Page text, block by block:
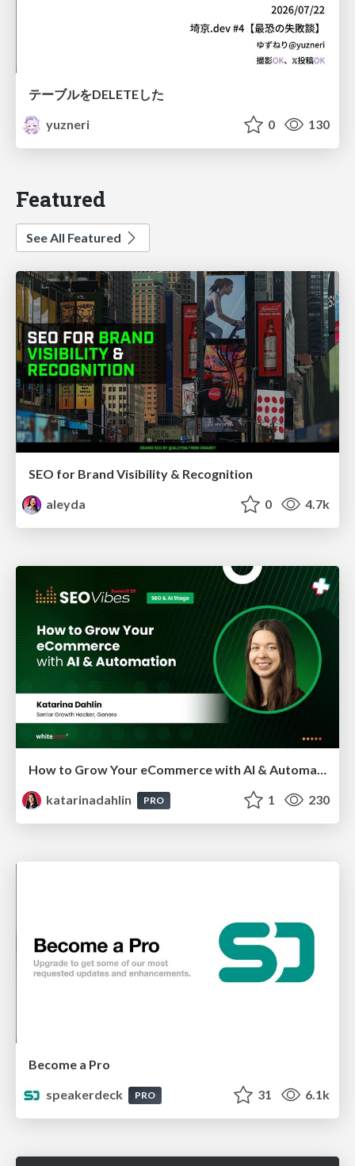
テーブルをDELETEした
yuzneri
0 130
Featured
See All Featured
SEO for Brand Visibility & Recognition
aleyda
0 4.7k
How to Grow Your eCommerce with AI & Automation
katarinadahlin
PRO 1 230
Become a Pro
speakerdeck
PRO 31 6.1k